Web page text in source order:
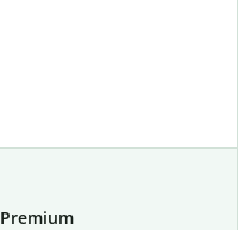
Premium